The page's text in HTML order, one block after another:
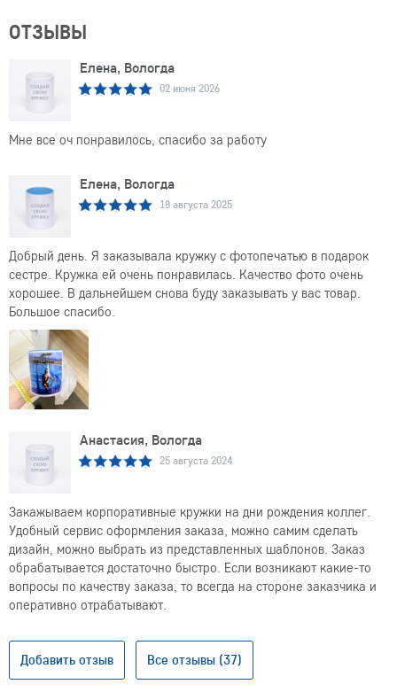
ОТЗЫВЫ
Елена, Вологда
02 июня 2026
Мне все оч понравилось, спасибо за работу
Елена, Вологда
18 августа 2025
Добрый день. Я заказывала кружку с фотопечатью в подарок
сестре. Кружка ей очень понравилась. Качество фото очень
хорошее. В дальнейшем снова буду заказывать у вас товар.
Большое спасибо.
Анастасия, Вологда
25 августа 2024
Закажываем корпоративные кружки на дни рождения коллег.
Удобный сервис оформления заказа, можно самим сделать
дизайн, можно выбрать из представленных шаблонов. Заказ
обрабатывается достаточно быстро. Если возникают какие-то
вопросы по качеству заказа, то всегда на стороне заказчика и
оперативно отрабатывают.
Добавить отзыв Все отзывы (37)